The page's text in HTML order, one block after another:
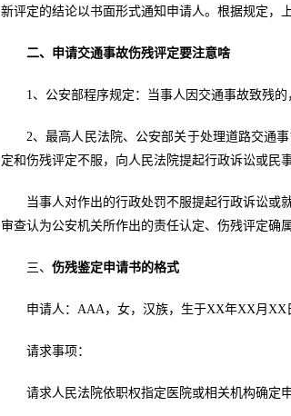
新评定的结论以书面形式通知申请人。根据规定，
二、申请交通事故伤残评定要注意啥
1、公安部程序规定：当事人因交通事故致残
2、最高人民法院、公安部关于处理道路交通
定和伤残评定不服，向人民法院提起行政诉讼或民
当事人对作出的行政处罚不服提起行政诉讼或
审查认为公安机关所作出的责任认定、伤残评定确
三、 伤残鉴定申请书的格式
申请人：AAA，女，汉族，生于XX年XX月
请求事项：
请求人民法院依职权指定医院或相关机构确定